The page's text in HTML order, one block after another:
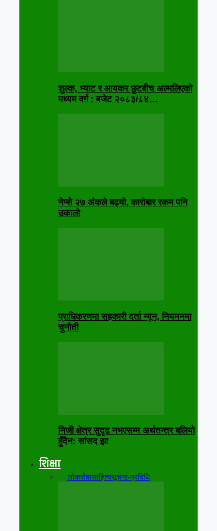
शुल्क, भ्याट र आयकर छुटबीच अल्मलिएको
मध्यम वर्ग : बजेट २०८३/८४…
नेप्से २७ अंकले बढ्यो, कारोबार रकम पनि
उकालो
प्राधिकरणमा सहकारी दर्ता न्यून, नियमनमा
चुनौती
निजी क्षेत्र सुदृढ नभएसम्म अर्थतन्त्र बलियो
हुँदैन: सांसद झा
शिक्षा
सबैलोकसेवासाहित्यसूचना-प्रविधि